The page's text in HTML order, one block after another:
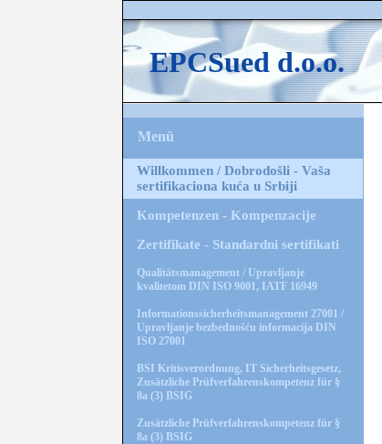
EPCSued d.o.o.
Menü
Willkommen / Dobrodošli - Vaša
sertifikaciona kuća u Srbiji
Kompetenzen - Kompenzacije
Zertifikate - Standardni sertifikati
Qualitätsmanagement / Upravljanje
kvalitetom DIN ISO 9001, IATF 16949
Informationssicherheitsmanagement 27001 /
Upravljanje bezbednošću informacija DIN
ISO 27001
BSI Kritisverordnung, IT Sicherheitsgesetz,
Zusätzliche Prüfverfahrenskompetenz für §
8a (3) BSIG
Zusätzliche Prüfverfahrenskompetenz für §
8a (3) BSIG